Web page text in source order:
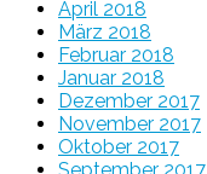
April 2018
März 2018
Februar 2018
Januar 2018
Dezember 2017
November 2017
Oktober 2017